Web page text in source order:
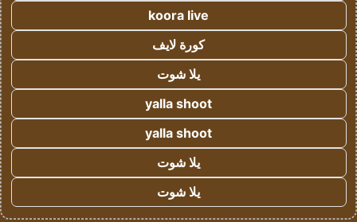
koora live
كورة لايف
يلا شوت
yalla shoot
yalla shoot
يلا شوت
يلا شوت